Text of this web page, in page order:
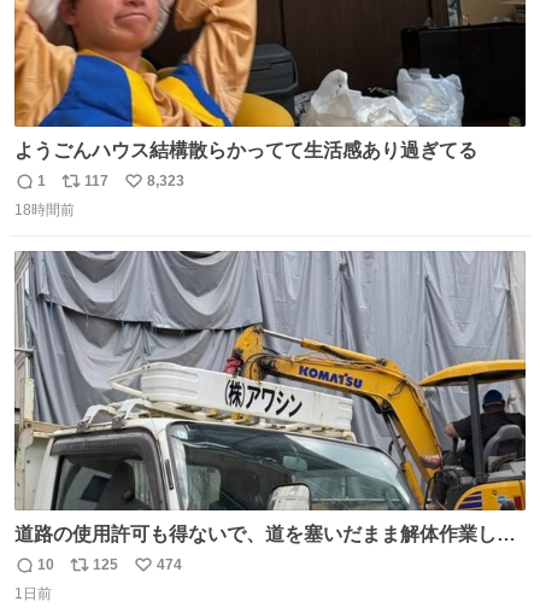
ようごんハウス結構散らかってて生活感あり過ぎてる
返
信
1
リ
ポ
ト
数
117
い
数
8,323
18時間前
道路の使用許可も得ないで、道を塞いだまま解体作業して
る。 写真を撮ろうとしたら「勝手に写真撮るな馬鹿野郎」
と罵倒されるなど。
返
信
10
リ
125
い
474
1日前